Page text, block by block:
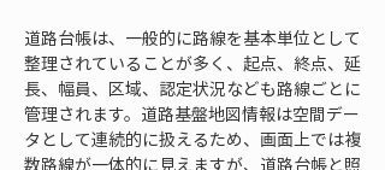
道路台帳は、一般的に路線を基本単位として
整理されていることが多く、起点、終点、延
長、幅員、区域、認定状況なども路線ごとに
管理されます。道路基盤地図情報は空間デー
タとして連続的に扱えるため、画面上では複
数路線が一体的に見えますが、道路台帳と照